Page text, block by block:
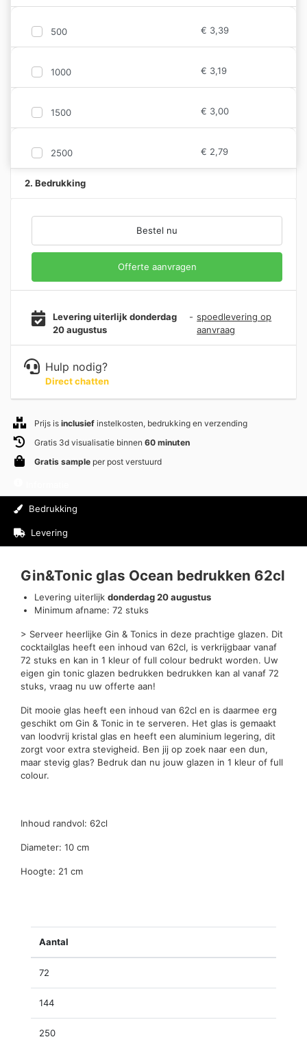
500 € 3,39
1000 € 3,19
1500 € 3,00
2500 € 2,79
2. Bedrukking
Bestel nu
Offerte aanvragen
Levering uiterlijk donderdag
20 augustus
- spoedlevering op
aanvraag
Hulp nodig?
Direct chatten
Prijs is inclusief instelkosten, bedrukking en verzending
Gratis 3d visualisatie binnen 60 minuten
Gratis sample per post verstuurd
Bedrukking
Levering
Gin&Tonic glas Ocean bedrukken 62cl
Levering uiterlijk donderdag 20 augustus
Minimum afname: 72 stuks
> Serveer heerlijke Gin & Tonics in deze prachtige glazen. Dit
cocktailglas heeft een inhoud van 62cl, is verkrijgbaar vanaf
72 stuks en kan in 1 kleur of full colour bedrukt worden. Uw
eigen gin tonic glazen bedrukken bedrukken kan al vanaf 72
stuks, vraag nu uw offerte aan!
Dit mooie glas heeft een inhoud van 62cl en is daarmee erg
geschikt om Gin & Tonic in te serveren. Het glas is gemaakt
van loodvrij kristal glas en heeft een aluminium legering, dit
zorgt voor extra stevigheid. Ben jij op zoek naar een dun,
maar stevig glas? Bedruk dan nu jouw glazen in 1 kleur of full
colour.
Inhoud randvol: 62cl
Diameter: 10 cm
Hoogte: 21 cm
Aantal
72
144
250